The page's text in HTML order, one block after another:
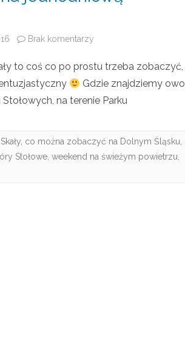
a
o
m
e
Brak komentarzy
B
ł
d
to coś co po prostu trzeba zobaczyć,
Gdzie znajdziemy owo
na terenie Parku
co można zobaczyć na Dolnym Śląsku
Stołowe weekend na świeżym powietrzu